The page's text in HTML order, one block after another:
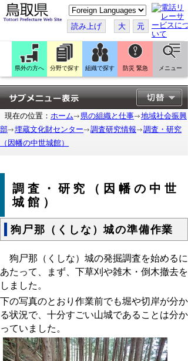
こ
の
ペ
ー
ジ
翻
訳
す
る
読み上げ 大 元
県外の方へ 分野で探す 組織で探す 防災 緊急 メニュー
現在の位置： ホーム 県の組織と仕事
地域社会振興
部
埋蔵文化財センター 調査研究情報
調査・研究
（因幡の中世城館）
調査・研究（因幡の中世
城館）
狗尸那（くしな）城の準備作業
狗尸那（くしな）城の発掘調査を始めるに
あたって、まず、下草刈や雑木・倒木撤去を
しました。
下の写真のとおり作業前でも堀や切岸が分か
る状況で、十分すごい山城であることは分か
っていました。